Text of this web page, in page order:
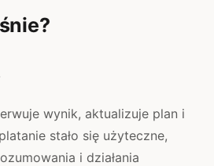
wynik, aktualizuje plan i
stało się użyteczne,
i działania